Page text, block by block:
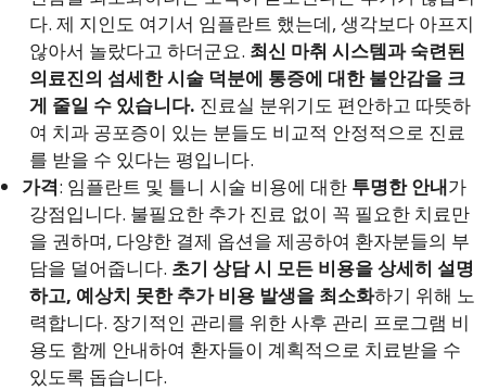
다. 제 지인도 여기서 임플란트 했는데, 생각보다 아프지
않아서 놀랐다고 하더군요. 최신 마취 시스템과 숙련된
의료진의 섬세한 시술 덕분에 통증에 대한 불안감을 크
게 줄일 수 있습니다. 진료실 분위기도 편안하고 따뜻하
여 치과 공포증이 있는 분들도 비교적 안정적으로 진료
를 받을 수 있다는 평입니다.
가격: 임플란트 및 틀니 시술 비용에 대한 투명한 안내가
강점입니다. 불필요한 추가 진료 없이 꼭 필요한 치료만
을 권하며, 다양한 결제 옵션을 제공하여 환자분들의 부
담을 덜어줍니다. 초기 상담 시 모든 비용을 상세히 설명
하고, 예상치 못한 추가 비용 발생을 최소화하기 위해 노
력합니다. 장기적인 관리를 위한 사후 관리 프로그램 비
용도 함께 안내하여 환자들이 계획적으로 치료받을 수
있도록 돕습니다.